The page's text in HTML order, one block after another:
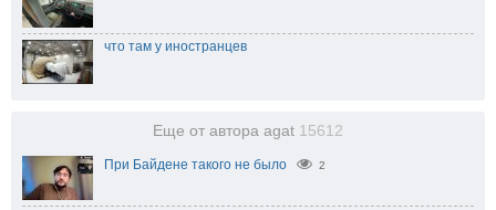
что там у иностранцев
Еще от автора agat 15612
При Байдене такого не было 2